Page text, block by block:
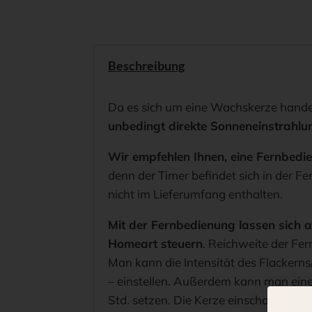
Beschreibung
Da es sich um eine Wachskerze
unbedingt direkte
Wir empfehlen Ihnen, eine
denn der Timer befindet sich in der
nicht im Lieferumfang enthalten.
Mit der Fernbedienung lassen sich
Homeart steuern. Reichweite der
Man kann die Intensität des
– einstellen. Außerdem kann man
Std. setzen. Die Kerze einschalten,